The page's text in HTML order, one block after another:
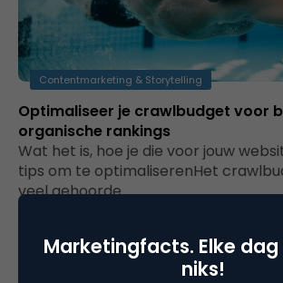
Contentmarketing & Storytelling
Optimaliseer je crawlbudget voor
organische rankings
Wat het is, hoe je die voor jouw
tips om te optimaliserenHet
veel gehoorde…
Marketingfacts. Elke dag
niks!